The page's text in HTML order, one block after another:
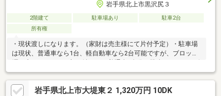
岩手県北上市黒沢尻３
2階建て 駐車場あり
駐車2台
所有権
・現状渡しになります。（家財は売主様にて片付予定）・駐車場
は現状、普通車なら1台、軽自動車なら2台可能ですが、ブロック
保できると思います。
岩手県北上市大堤東２ 1,320万円 10DK